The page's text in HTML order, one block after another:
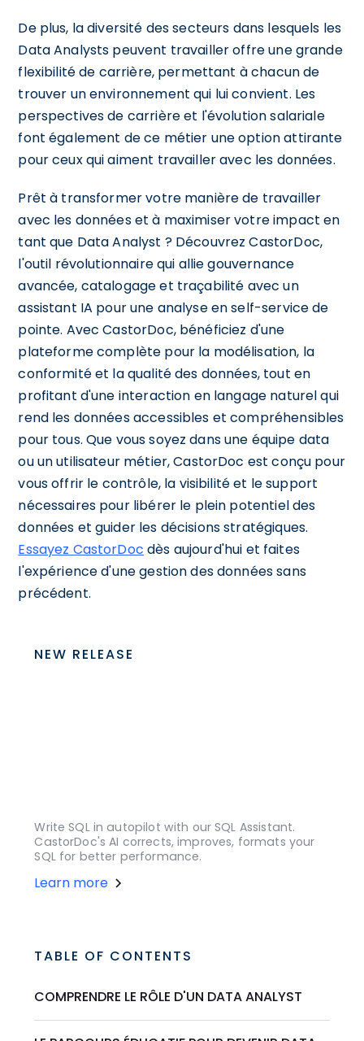
De plus, la diversité des secteurs dans lesquels les
Data Analysts peuvent travailler offre une grande
flexibilité de carrière, permettant à chacun de
trouver un environnement qui lui convient. Les
perspectives de carrière et l'évolution salariale
font également de ce métier une option attirante
pour ceux qui aiment travailler avec les données.
Prêt à transformer votre manière de travailler
avec les données et à maximiser votre impact en
tant que Data Analyst ? Découvrez CastorDoc,
l'outil révolutionnaire qui allie gouvernance
avancée, catalogage et traçabilité avec un
assistant IA pour une analyse en self-service de
pointe. Avec CastorDoc, bénéficiez d'une
plateforme complète pour la modélisation, la
conformité et la qualité des données, tout en
profitant d'une interaction en langage naturel qui
rend les données accessibles et compréhensibles
pour tous. Que vous soyez dans une équipe data
ou un utilisateur métier, CastorDoc est conçu pour
vous offrir le contrôle, la visibilité et le support
nécessaires pour libérer le plein potentiel des
données et guider les décisions stratégiques.
Essayez CastorDoc dès aujourd'hui et faites
l'expérience d'une gestion des données sans
précédent.
NEW RELEASE
Write SQL in autopilot with our SQL Assistant.
CastorDoc's AI corrects, improves, formats your
SQL for better performance.
Learn more
TABLE OF CONTENTS
COMPRENDRE LE RÔLE D'UN DATA ANALYST